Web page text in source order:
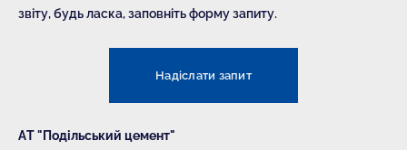
звіту, будь ласка, заповніть форму запиту.
Надіслати запит
АТ "Подільський цемент"